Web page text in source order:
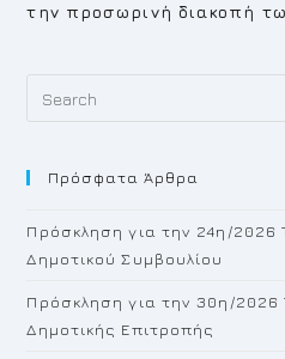
την προσωρινή διακοπή
Πρόσφατα Άρθρα
Πρόσκληση για την 24η/2026
Δημοτικού Συμβουλίου
Πρόσκληση για την 30η/2026
Δημοτικής Επιτροπής